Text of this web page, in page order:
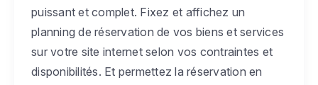
puissant et complet. Fixez et affichez un
planning de réservation de vos biens et services
sur votre site internet selon vos contraintes et
disponibilités. Et permettez la réservation en